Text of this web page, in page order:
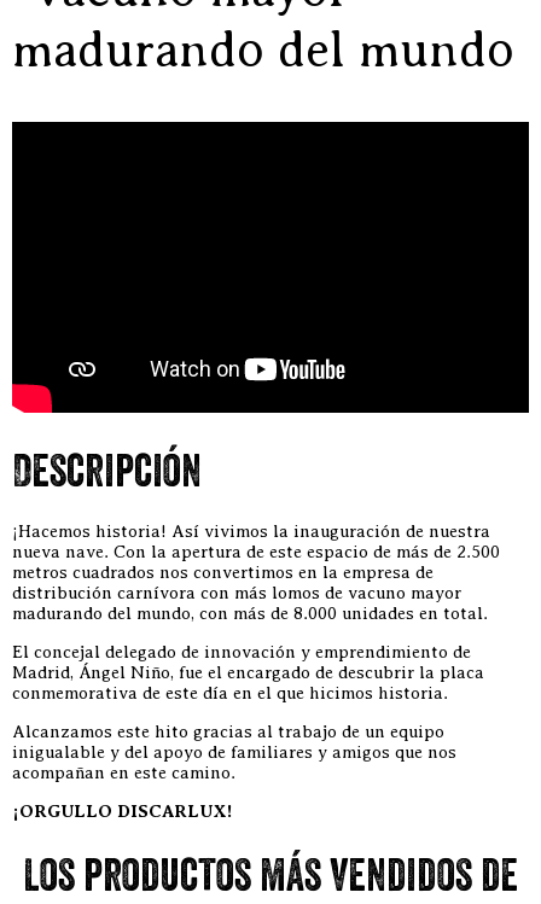
madurando del mundo
Descripción
¡Hacemos historia! Así vivimos la inauguración de nuestra
nueva nave. Con la apertura de este espacio de más de 2.500
metros cuadrados nos convertimos en la empresa de
distribución carnívora con más lomos de vacuno mayor
madurando del mundo, con más de 8.000 unidades en total.
El concejal delegado de innovación y emprendimiento de
Madrid, Ángel Niño, fue el encargado de descubrir la placa
conmemorativa de este día en el que hicimos historia.
Alcanzamos este hito gracias al trabajo de un equipo
inigualable y del apoyo de familiares y amigos que nos
acompañan en este camino.
¡ORGULLO DISCARLUX!
Los productos más vendidos de